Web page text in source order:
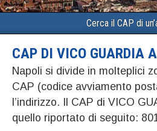
Cerca il CAP di
CAP DI VICO GUARDIA
Napoli si divide in molteplici
CAP (codice avviamento
l’indirizzo. Il CAP di VICO
quello riportato di seguito: